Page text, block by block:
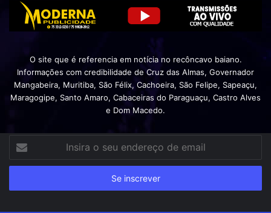
O site que é referencia em notícia no recôncavo baiano.
Informações com credibilidade de Cruz das Almas, Governador
Mangabeira, Muritiba, São Félix, Cachoeira, São Felipe, Sapeaçu,
Maragogipe, Santo Amaro, Cabaceiras do Paraguaçu, Castro Alves
e Dom Macedo.
seu
de